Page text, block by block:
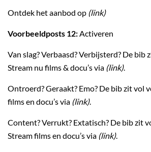
Ontdek het aanbod op (link)
Voorbeeldposts 12:Activeren
Van slag? Verbaasd? Verbijsterd? De bib
Stream nu films & docu’s via (link).
Ontroerd? Geraakt? Emo? De bib zit vol
films en docu’s via (link).
Content? Verrukt? Extatisch? De bib zit
Stream films en docu’s via (link).